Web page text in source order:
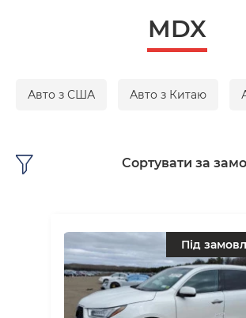
MDX
Авто з США Авто з Китаю
Сортувати за
Під